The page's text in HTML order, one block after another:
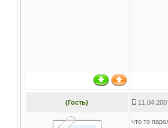
(Гость)
что то